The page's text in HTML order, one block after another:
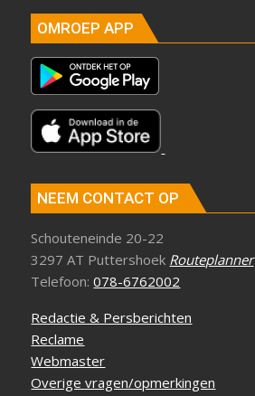
OMROEP APP
NEEM CONTACT OP
Schouteneinde 20-22
3297 AT Puttershoek Routeplanner
Telefoon:078-6762002
Redactie & Persberichten
Reclame
Webmaster
Overige vragen/opmerkingen